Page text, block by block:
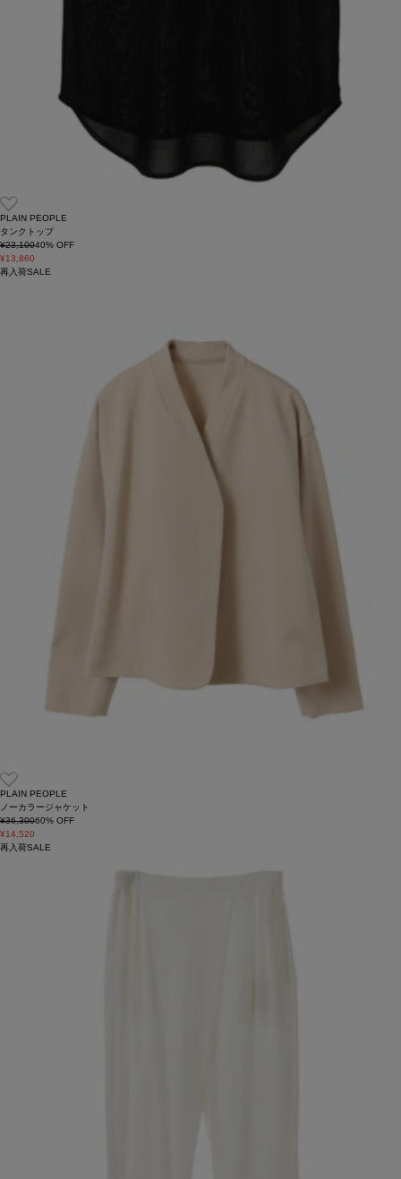
PLAIN PEOPLE
タンクトップ
¥23,10040% OFF
¥13,860
再入荷SALE
PLAIN PEOPLE
ノーカラージャケット
¥36,30060% OFF
¥14,520
再入荷SALE